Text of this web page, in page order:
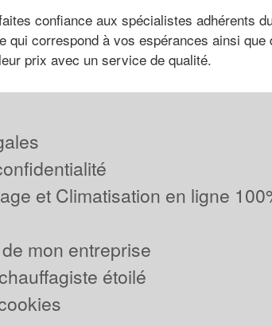
confiance aux spécialistes adhérents
qui correspond à vos espérances ainsi
prix avec un service de qualité.
et Climatisation en ligne
mon entreprise
étoilé